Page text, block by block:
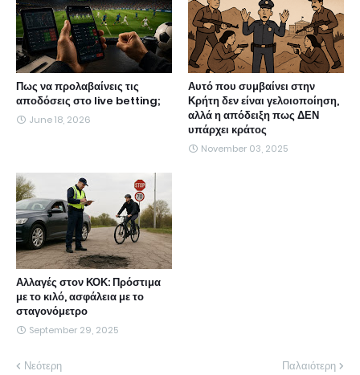
Πως να προλαβαίνεις τις
αποδόσεις στο live betting;
June 18, 2026
Αυτό που συμβαίνει στην
Κρήτη δεν είναι γελοιοποίηση,
αλλά η απόδειξη πως ΔΕΝ
υπάρχει κράτος
November 03, 2025
Αλλαγές στον ΚΟΚ: Πρόστιμα
με το κιλό, ασφάλεια με το
σταγονόμετρο
September 29, 2025
Νεότερη Παλαιότερη